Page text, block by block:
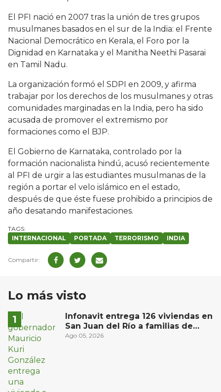
El PFI nació en 2007 tras la unión de tres grupos
musulmanes basados en el sur de la India: el Frente
Nacional Democrático en Kerala, el Foro por la
Dignidad en Karnataka y el Manitha Neethi Pasarai
en Tamil Nadu.
La organización formó el SDPI en 2009, y afirma
trabajar por los derechos de los musulmanes y otras
comunidades marginadas en la India, pero ha sido
acusada de promover el extremismo por
formaciones como el BJP.
El Gobierno de Karnataka, controlado por la
formación nacionalista hindú, acusó recientemente
al PFI de urgir a las estudiantes musulmanas de la
región a portar el velo islámico en el estado,
después de que éste fuese prohibido a principios de
año desatando manifestaciones.
INTERNACIONAL PORTADA TERRORISMO INDIA
Lo más visto
Infonavit entrega 126 viviendas en
San Juan del Río a familias de
bajos ingresos
Ago 05, 2026